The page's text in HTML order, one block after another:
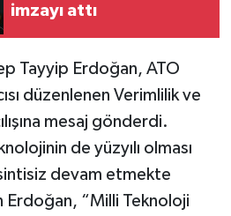
imzayı attı
Tayyip Erdoğan, ATO
düzenlenen Verimlilik ve
mesaj gönderdi.
de yüzyılı olması
devam etmekte
Erdoğan, “Milli Teknoloji